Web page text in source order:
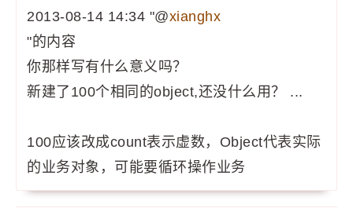
2013-08-14 14:34 "@xianghx
"的内容
你那样写有什么意义吗？
新建了100个相同的object,还没什么用？ ...
100应该改成count表示虚数，Object代表实际
的业务对象，可能要循环操作业务